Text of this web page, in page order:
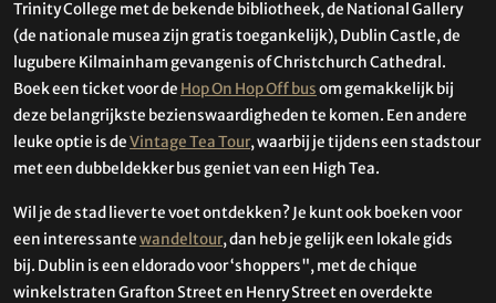
Trinity College met de bekende bibliotheek, de National Gallery
(de nationale musea zijn gratis toegankelijk), Dublin Castle, de
lugubere Kilmainham gevangenis of Christchurch Cathedral.
Boek een ticket voor de Hop On Hop Off busom gemakkelijk bij
deze belangrijkste bezienswaardigheden te komen. Een andere
leuke optie is deVintage Tea Tour, waarbij je tijdens een stadstour
met een dubbeldekker bus geniet van een High Tea.
Wil je de stad liever te voet ontdekken? Je kunt ook boeken voor
een interessantewandeltour, dan heb je gelijk een lokale gids
bij. Dublin is een eldorado voor ‘shoppers", met de chique
winkelstraten Grafton Street en Henry Street en overdekte